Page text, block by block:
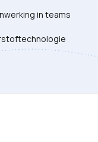
in teams